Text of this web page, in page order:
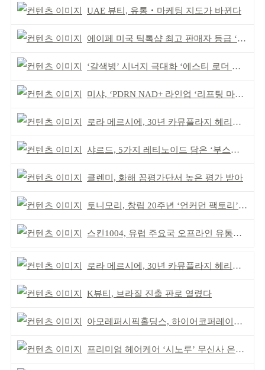
UAE 뷰티, 유통‧마케팅 지도가 바뀐다
에이페 미국 틱톡샵 최고 판매자 등급 ‘Tier 5’ 달성
‘갈색병’ 시너지 극대화 ‘에스티 로더 스킨부스터’ 출시
미샤, ‘PDRN NAD+ 라인업 ‘리프팅 마스크’ 출시
로라 메르시에, 30년 카뮤플라지 헤리티지 담아
샤르드, 5가지 레티노이드 담은 ‘부스팅 세럼’ 출시
클렌미, 화해 꼼평가단서 높은 평가 받아
토니모리, 창립 20주년 ‘언커먼 팩토리’ 팝업 성료
스킨1004, 유럽 주요국 오프라인 유통망 확대
로라 메르시에, 30년 카뮤플라지 헤리티지 담아
K뷰티, 브라질 진출 판로 열렸다
아모레퍼시픽홀딩스, 하이어코퍼레이션과 투자계약
프리미엄 헤어케어 ‘시노루’ 무신사 온라인 입점